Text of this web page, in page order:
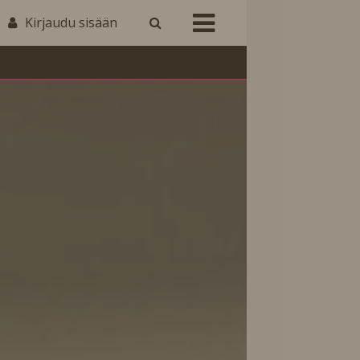
Kirjaudu sisään